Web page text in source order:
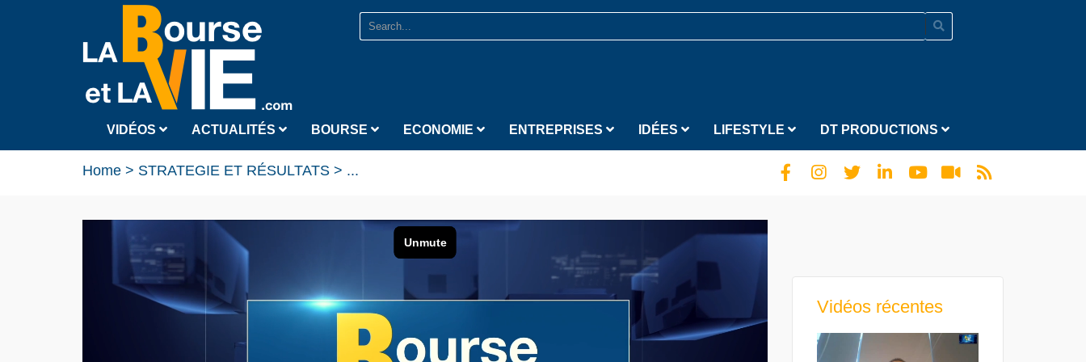
VIDÉOS ACTUALITÉS BOURSE ECONOMIE ENTREPRISES IDÉES LIFESTYLE DT PRODUCTIONS
Home > STRATEGIE ET RÉSULTATS > ...
Vidéos récentes